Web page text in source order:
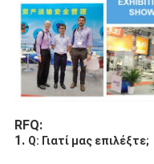
RFQ:
1. Q: Γιατί μας επιλέξτε;